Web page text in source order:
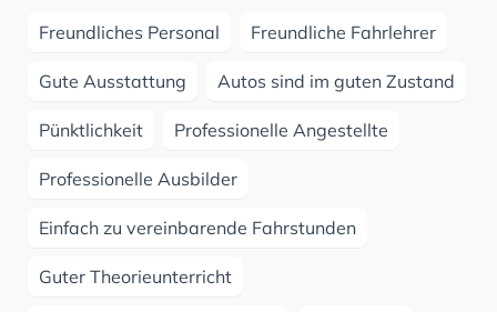
Freundliches Personal Freundliche Fahrlehrer
Gute Ausstattung Autos sind im guten Zustand
Pünktlichkeit Professionelle Angestellte
Professionelle Ausbilder
Einfach zu vereinbarende Fahrstunden
Guter Theorieunterricht